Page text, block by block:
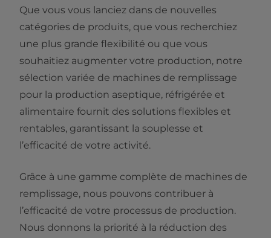
Que vous vous lanciez dans de nouvelles
catégories de produits, que vous recherchiez
une plus grande flexibilité ou que vous
souhaitiez augmenter votre production, notre
sélection variée de machines de remplissage
pour la production aseptique, réfrigérée et
alimentaire fournit des solutions flexibles et
rentables, garantissant la souplesse et
l’efficacité de votre activité.
Grâce à une gamme complète de machines de
remplissage, nous pouvons contribuer à
l’efficacité de votre processus de production.
Nous donnons la priorité à la réduction des